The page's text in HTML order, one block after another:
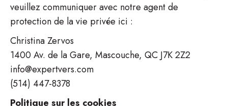
veuillez communiquer avec notre agent de
protection de la vie privée ici :
Christina Zervos
1400 Av. de la Gare, Mascouche, QC J7K 2Z2
info@expertvers.com
(514) 447-8378
Politique sur les cookies